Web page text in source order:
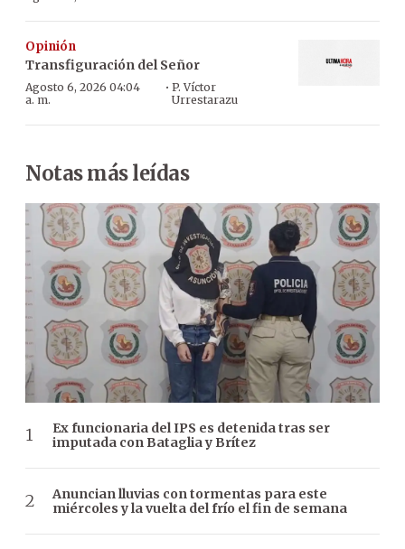
Opinión
Transfiguración del Señor
Agosto 6, 2026 04:04
a. m.
· P. Víctor
Urrestarazu
Notas más leídas
Ex funcionaria del IPS es detenida tras ser
imputada con Bataglia y Brítez
Anuncian lluvias con tormentas para este
miércoles y la vuelta del frío el fin de semana